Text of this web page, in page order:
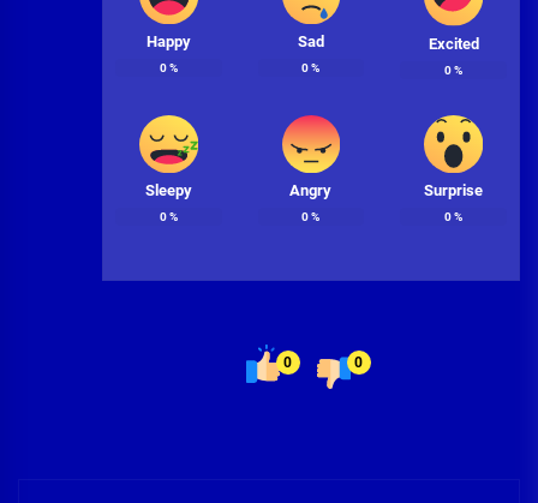
Happy
0%
Sad
0%
Excited
0%
Sleepy
0%
Angry
0%
Surprise
0%
0 0